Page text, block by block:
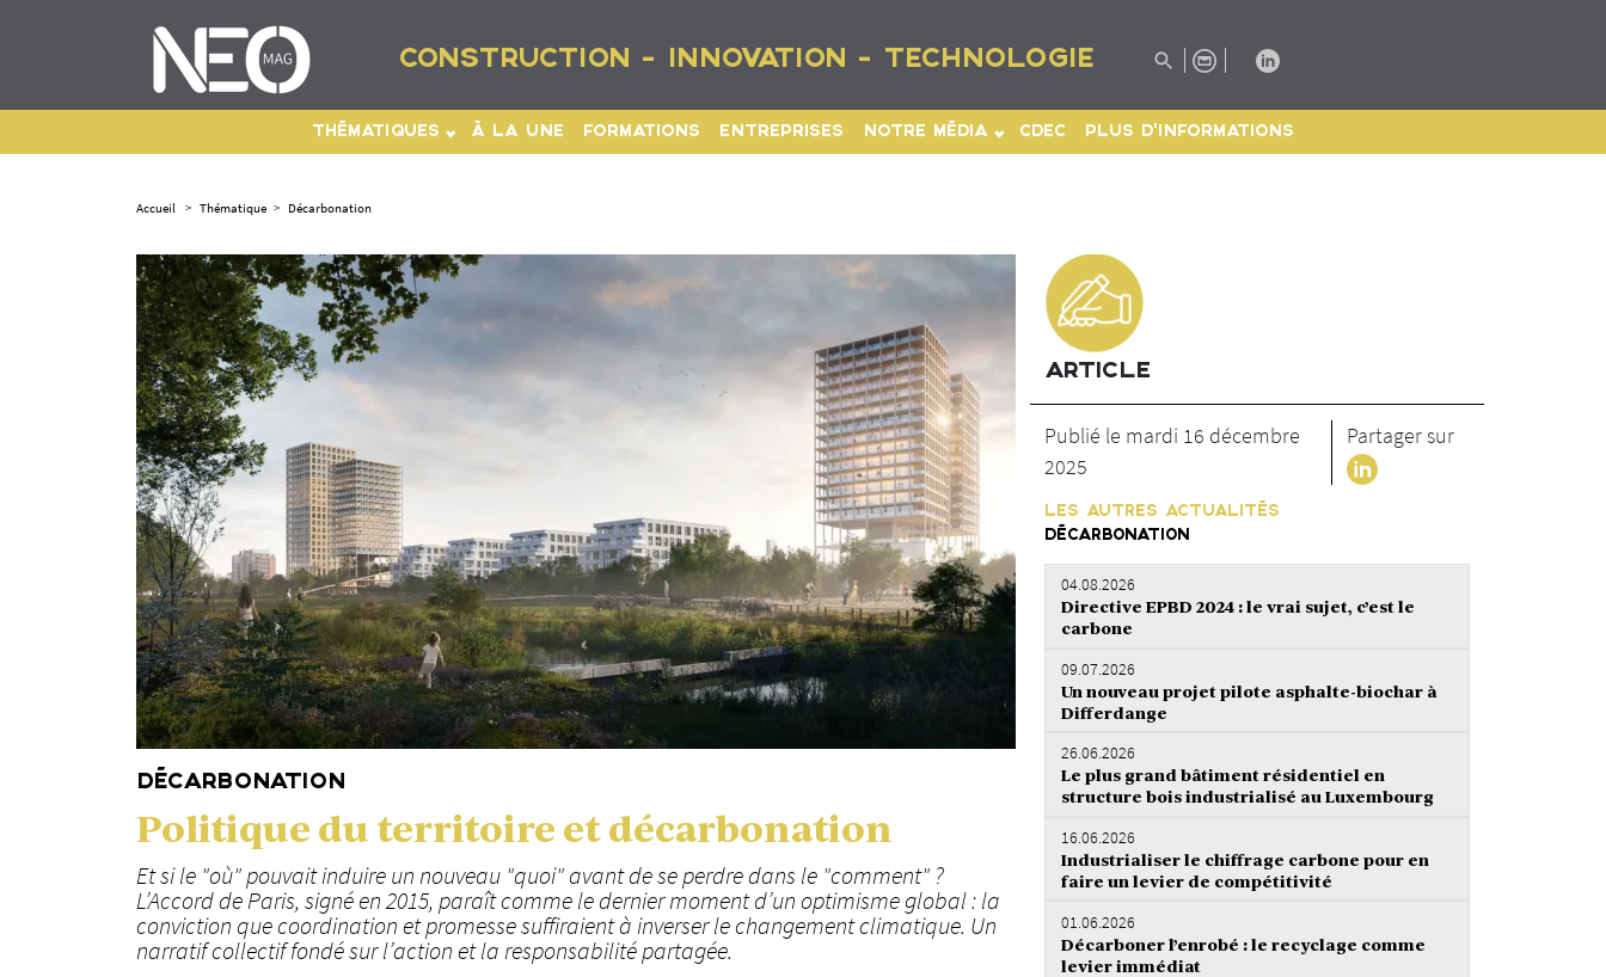
CONSTRUCTION - INNOVATION - TECHNOLOGIE
THÉMATIQUES À LA UNE FORMATIONS ENTREPRISES NOTRE MÉDIA CDEC PLUS D'INFORMATIONS
Accueil > Thématique > Décarbonation
DÉCARBONATION
Politique du territoire et décarbonation
Et si le "où" pouvait induire un nouveau "quoi" avant de se perdre dans le "comment" ?
L’Accord de Paris, signé en 2015, paraît comme le dernier moment d’un optimisme global : la
conviction que coordination et promesse suffiraient à inverser le changement climatique. Un
narratif collectif fondé sur l’action et la responsabilité partagée.
ARTICLE
Publié le mardi 16 décembre
2025
Partager sur
LES AUTRES ACTUALITÉS
DÉCARBONATION
04.08.2026
Directive EPBD 2024 : le vrai sujet, c’est le
carbone
09.07.2026
Un nouveau projet pilote asphalte-biochar à
Differdange
26.06.2026
Le plus grand bâtiment résidentiel en
structure bois industrialisé au Luxembourg
16.06.2026
Industrialiser le chiffrage carbone pour en
faire un levier de compétitivité
01.06.2026
Décarboner l’enrobé : le recyclage comme
levier immédiat